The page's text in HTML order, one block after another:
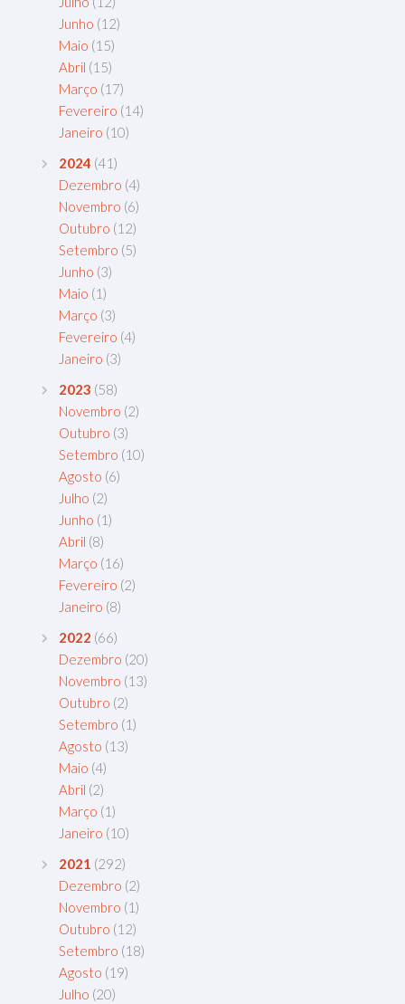
Junho (12)
Maio (15)
Abril (15)
Março (17)
Fevereiro (14)
Janeiro (10)
2024 (41)
Dezembro (4)
Novembro (6)
Outubro (12)
Setembro (5)
Junho (3)
Maio (1)
Março (3)
Fevereiro (4)
Janeiro (3)
2023 (58)
Novembro (2)
Outubro (3)
Setembro (10)
Agosto (6)
Julho (2)
Junho (1)
Abril (8)
Março (16)
Fevereiro (2)
Janeiro (8)
2022 (66)
Dezembro (20)
Novembro (13)
Outubro (2)
Setembro (1)
Agosto (13)
Maio (4)
Abril (2)
Março (1)
Janeiro (10)
2021 (292)
Dezembro (2)
Novembro (1)
Outubro (12)
Setembro (18)
Agosto (19)
Julho (20)